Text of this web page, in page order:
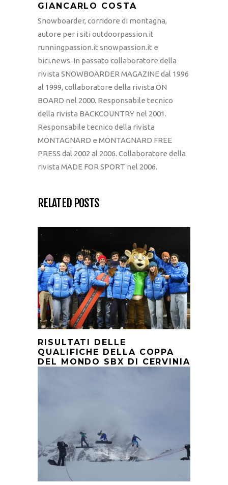
GIANCARLO COSTA
Snowboarder, corridore di montagna,
autore per i siti outdoorpassion.it
runningpassion.it snowpassion.it e
bici.news. In passato collaboratore della
rivista SNOWBOARDER MAGAZINE dal 1996
al 1999, collaboratore della rivista ON
BOARD nel 2000. Responsabile tecnico
della rivista BACKCOUNTRY nel 2001.
Responsabile tecnico della rivista
MONTAGNARD e MONTAGNARD FREE
PRESS dal 2002 al 2006. Collaboratore della
rivista MADE FOR SPORT nel 2006.
RELATED POSTS
RISULTATI DELLE
QUALIFICHE DELLA COPPA
DEL MONDO SBX DI CERVINIA